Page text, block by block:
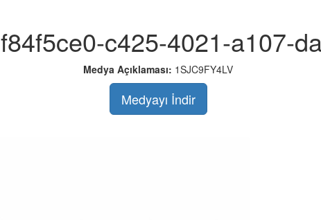
f84f5ce0-c425-4021-a107-
Medya Açıklaması: 1SJC9FY4LV
Medyayı İndir